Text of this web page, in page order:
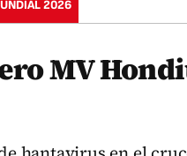
2026
MV